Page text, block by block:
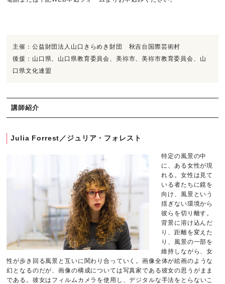
主催：公益財団法人山口きらめき財団 秋吉台国際芸術村
後援：山口県、山口県教育委員会、美祢市、美祢市教育委員会、山
口県文化連盟
講師紹介
Julia Forrest／ジュリア・フォレスト
特定の風景の中
に、ある女性が現
れる。女性は見て
いる者たちに鏡を
向け、風景という
揺ぎない環境から
彼らを切り離す。
背景に溶け込んだ
り、距離を変えた
り、風景の一部を
維持しながら、女
性が歩き回る風景と互いに関わり合っていく。画像全体が絵画のような
幻となるのだが、画像の構成については写真家である彼女の思うがまま
である。彼女はフィルムカメラを使用し、デジタルな手法をとらないこ